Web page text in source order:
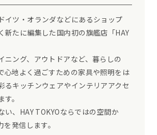
イツ・オランダなどにあるショップ
新たに編集した国内初の旗艦店「HAY
ニング、アウトドアなど、暮らしの
心地よく過ごすための家具や照明をは
るキッチンウェアやインテリアアクセ
。
い、HAY TOKYOならではの空間か
を発信します。